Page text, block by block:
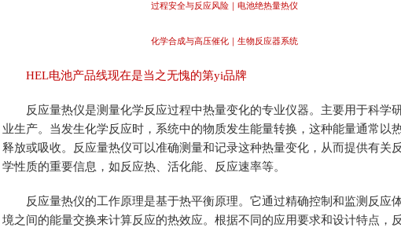
过程安全与反应风险｜电池绝热量热仪
化学合成与高压催化｜生物反应器系统
HEL电池产品线现在是当之无愧的第yi品牌
反应量热仪是测量化学反应过程中热量变化的专业仪器。主要用于科学
业生产。当发生化学反应时，系统中的物质发生能量转换，这种能量通常以
释放或吸收。反应量热仪可以准确测量和记录这种热量变化，从而提供有关
学性质的重要信息，如反应热、活化能、反应速率等。
反应量热仪的工作原理是基于热平衡原理。它通过精确控制和监测反应
境之间的能量交换来计算反应的热效应。根据不同的应用要求和设计特点，